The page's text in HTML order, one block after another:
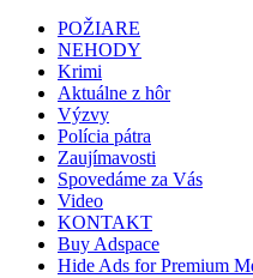
POŽIARE
NEHODY
Krimi
Aktuálne z hôr
Výzvy
Polícia pátra
Zaujímavosti
Spovedáme za Vás
Video
KONTAKT
Buy Adspace
Hide Ads for Premium